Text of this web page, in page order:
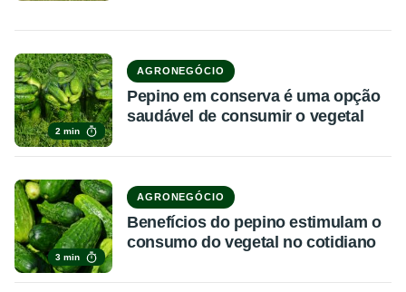
2 min
AGRONEGÓCIO
Pepino em conserva é uma opção
saudável de consumir o vegetal
3 min
AGRONEGÓCIO
Benefícios do pepino estimulam o
consumo do vegetal no cotidiano